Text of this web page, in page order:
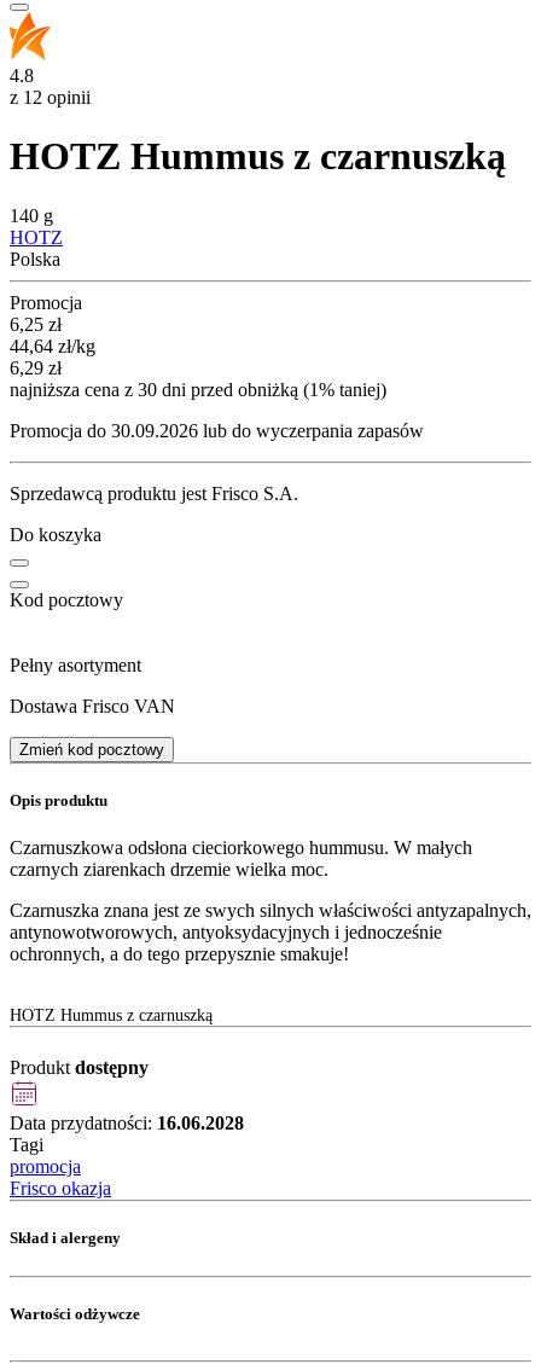
4.8
z 12 opinii
HOTZ Hummus z czarnuszką
140 g
HOTZ
Polska
Promocja
Cena promocyjna
6,25 zł
44,64 zł/kg
6,29 zł
najniższa cena z 30 dni przed obniżką (1% taniej)
Promocja do 30.09.2026 lub do wyczerpania zapasów
Sprzedawcą produktu jest Frisco S.A.
Do koszyka
Kod pocztowy
Pełny asortyment
Dostawa Frisco VAN
Zmień kod pocztowy
Opis produktu
Czarnuszkowa odsłona cieciorkowego hummusu. W małych
czarnych ziarenkach drzemie wielka moc.
Czarnuszka znana jest ze swych silnych właściwości antyzapalnych,
antynowotworowych, antyoksydacyjnych i jednocześnie
ochronnych, a do tego przepysznie smakuje!
HOTZ Hummus z czarnuszką
Produkt dostępny
Data przydatności: 16.06.2028
Tagi
promocja
Frisco okazja
Skład i alergeny
Wartości odżywcze